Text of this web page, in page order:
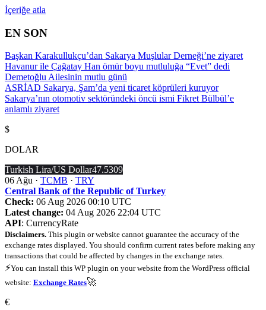
İçeriğe atla
EN SON
Başkan Karakullukçu’dan Sakarya Muşlular Derneği’ne ziyaret
Havanur ile Çağatay Han ömür boyu mutluluğa “Evet” dedi
Demetoğlu Ailesinin mutlu günü
ASRİAD Sakarya, Şam’da yeni ticaret köprüleri kuruyor
Sakarya’nın otomotiv sektöründeki öncü ismi Fikret Bülbül’e
anlamlı ziyaret
$
DOLAR
Turkish Lira/US Dollar47.5309
06 Ağu · TCMB · TRY
Central Bank of the Republic of Turkey
Check: 06 Aug 2026 00:10 UTC
Latest change: 04 Aug 2026 22:04 UTC
API: CurrencyRate
Disclaimers. This plugin or website cannot guarantee the accuracy of the
exchange rates displayed. You should confirm current rates before making any
transactions that could be affected by changes in the exchange rates.
⚡You can install this WP plugin on your website from the WordPress official
website: Exchange Rates🚀
€